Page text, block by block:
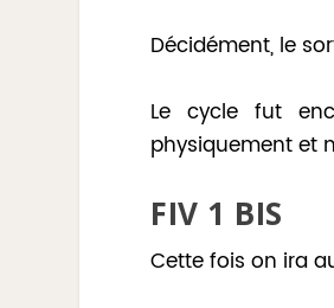
Décidément, le
Le cycle fut
physiquement et
FIV 1 BIS
Cette fois on ira